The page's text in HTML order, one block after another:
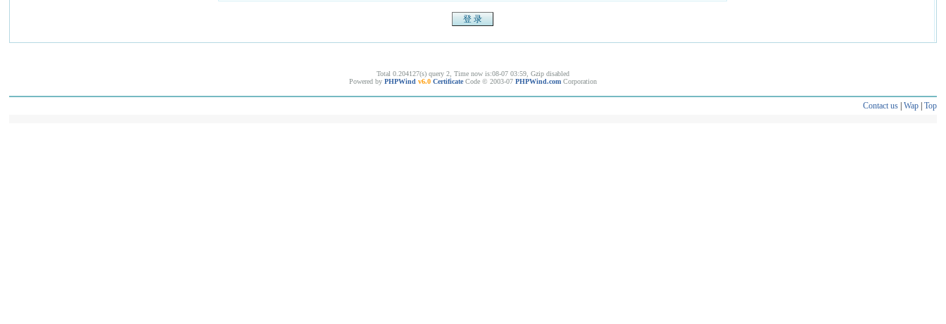
Total 0.204127(s) query 2, Time now is:08-07 03:59, Gzip disabled
Powered by PHPWind v6.0 Certificate Code © 2003-07 PHPWind.com Corporation
Contact us| Wap| Top